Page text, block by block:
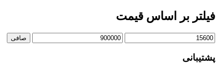
فیلتر بر اساس قیمت
حداقل
حداكثر
صافی
پشتیبانی